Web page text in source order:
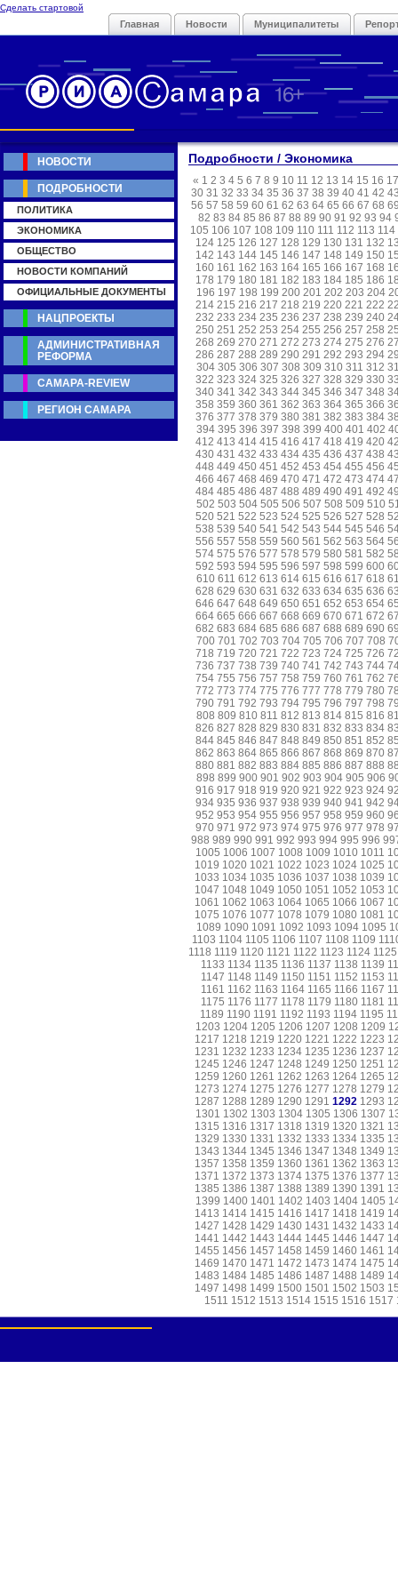
Сделать стартовой
Главная Новости Муниципалитеты
Подробности / Экономика
« 1 2 3 4 5 6 7 8 9 10 11 12 13 14 15 16 17
30 31 32 33 34 35 36 37 38 39 40 41 42
56 57 58 59 60 61 62 63 64 65 66 67 68
82 83 84 85 86 87 88 89 90 91 92 93 94
105 106 107 108 109 110 111 112 113 114
124 125 126 127 128 129 130 131 132
142 143 144 145 146 147 148 149 150
160 161 162 163 164 165 166 167 168
178 179 180 181 182 183 184 185 186
196 197 198 199 200 201 202 203 204
214 215 216 217 218 219 220 221 222
232 233 234 235 236 237 238 239 240
250 251 252 253 254 255 256 257 258
268 269 270 271 272 273 274 275 276
286 287 288 289 290 291 292 293 294
304 305 306 307 308 309 310 311 312
322 323 324 325 326 327 328 329 330
340 341 342 343 344 345 346 347 348
358 359 360 361 362 363 364 365 366
376 377 378 379 380 381 382 383 384
394 395 396 397 398 399 400 401 402
412 413 414 415 416 417 418 419 420
430 431 432 433 434 435 436 437 438
448 449 450 451 452 453 454 455 456
466 467 468 469 470 471 472 473 474
484 485 486 487 488 489 490 491 492
502 503 504 505 506 507 508 509 510
520 521 522 523 524 525 526 527 528
538 539 540 541 542 543 544 545 546
556 557 558 559 560 561 562 563 564
574 575 576 577 578 579 580 581 582
592 593 594 595 596 597 598 599 600
610 611 612 613 614 615 616 617 618
628 629 630 631 632 633 634 635 636
646 647 648 649 650 651 652 653 654
664 665 666 667 668 669 670 671 672
682 683 684 685 686 687 688 689 690
700 701 702 703 704 705 706 707 708
718 719 720 721 722 723 724 725 726
736 737 738 739 740 741 742 743 744
754 755 756 757 758 759 760 761 762
772 773 774 775 776 777 778 779 780
790 791 792 793 794 795 796 797 798
808 809 810 811 812 813 814 815 816
826 827 828 829 830 831 832 833 834
844 845 846 847 848 849 850 851 852
862 863 864 865 866 867 868 869 870
880 881 882 883 884 885 886 887 888
898 899 900 901 902 903 904 905 906
916 917 918 919 920 921 922 923 924
934 935 936 937 938 939 940 941 942
952 953 954 955 956 957 958 959 960
970 971 972 973 974 975 976 977 978
988 989 990 991 992 993 994 995 996
1005 1006 1007 1008 1009 1010 1011
1019 1020 1021 1022 1023 1024 1025
1033 1034 1035 1036 1037 1038 1039
1047 1048 1049 1050 1051 1052 1053
1061 1062 1063 1064 1065 1066 1067
1075 1076 1077 1078 1079 1080 1081
1089 1090 1091 1092 1093 1094 1095
1103 1104 1105 1106 1107 1108 1109
1118 1119 1120 1121 1122 1123 1124 1125
1133 1134 1135 1136 1137 1138 1139
1147 1148 1149 1150 1151 1152 1153
1161 1162 1163 1164 1165 1166 1167
1175 1176 1177 1178 1179 1180 1181
1189 1190 1191 1192 1193 1194 1195
1203 1204 1205 1206 1207 1208 1209
1217 1218 1219 1220 1221 1222 1223
1231 1232 1233 1234 1235 1236 1237
1245 1246 1247 1248 1249 1250 1251
1259 1260 1261 1262 1263 1264 1265
1273 1274 1275 1276 1277 1278 1279
1287 1288 1289 1290 1291 1292 1293
1301 1302 1303 1304 1305 1306 1307
1315 1316 1317 1318 1319 1320 1321
1329 1330 1331 1332 1333 1334 1335
1343 1344 1345 1346 1347 1348 1349
1357 1358 1359 1360 1361 1362 1363
1371 1372 1373 1374 1375 1376 1377
1385 1386 1387 1388 1389 1390 1391
1399 1400 1401 1402 1403 1404 1405
1413 1414 1415 1416 1417 1418 1419
1427 1428 1429 1430 1431 1432 1433
1441 1442 1443 1444 1445 1446 1447
1455 1456 1457 1458 1459 1460 1461
1469 1470 1471 1472 1473 1474 1475
1483 1484 1485 1486 1487 1488 1489
1497 1498 1499 1500 1501 1502 1503
1511 1512 1513 1514 1515 1516 1517
НОВОСТИ
ПОДРОБНОСТИ
ПОЛИТИКА
ЭКОНОМИКА
ОБЩЕСТВО
НОВОСТИ КОМПАНИЙ
ОФИЦИАЛЬНЫЕ ДОКУМЕНТЫ
НАЦПРОЕКТЫ
АДМИНИСТРАТИВНАЯ
РЕФОРМА
САМАРА-REVIEW
РЕГИОН САМАРА